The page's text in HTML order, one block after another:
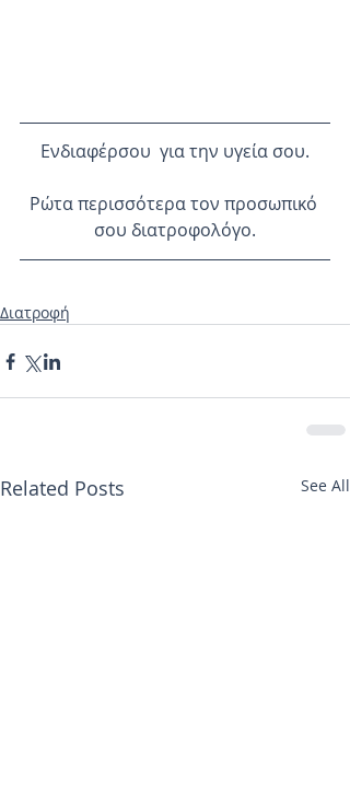
Ενδιαφέρσου  για την υγεία σου.
Ρώτα περισσότερα τον προσωπικό
σου διατροφολόγο.
Διατροφή
Related Posts See All